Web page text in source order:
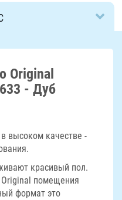
Original
- Дуб
высоком качестве -
красивый пол.
Original помещения
формат это